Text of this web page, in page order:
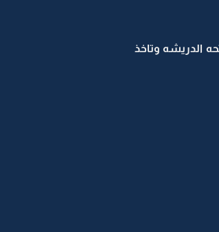
الدريشه وتاخذ